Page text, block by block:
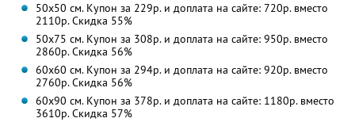
50х50 см. Купон за 229р. и доплата на сайте: 720р. вместо
2110р. Скидка 55%
50х75 см. Купон за 308р. и доплата на сайте: 950р. вместо
2860р. Скидка 56%
60х60 см. Купон за 294р. и доплата на сайте: 920р. вместо
2760р. Скидка 56%
60х90 см. Купон за 378р. и доплата на сайте: 1180р. вместо
3610р. Скидка 57%